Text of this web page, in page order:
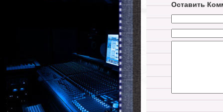
Оставить